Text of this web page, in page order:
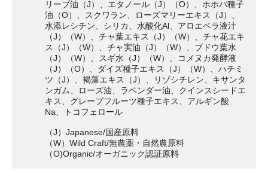
リーブ油（J）、エタノール（J）（O）、ホホバ種子
油（O）、スクワラン、ローズマリーエキス（J）、
水添レシチン、シリカ、水酸化Al、アロエベラ液汁
（J）（W）、チャ葉エキス（J）（W）、チャ花エキ
ス（J）（W）、チャ実油（J）（W）、ブドウ葉水
（J）（W）、スギ水（J）（W）、コメヌカ発酵液
（J）（O）、ダイズ種子エキス（J）（W）、ハチミ
ツ（J）、褐藻エキス（J）、リゾシチレン、キサンタ
ンガム、ローズ油、ラベンダー油、クインスシードエ
キス、グレープフルーツ種子エキス、アルギン酸
Na、トコフェロール
（J）Japanese/国産原料
（W）Wild Craft/無農薬・自然農原料
（O)Organic/オーガニック認証原料